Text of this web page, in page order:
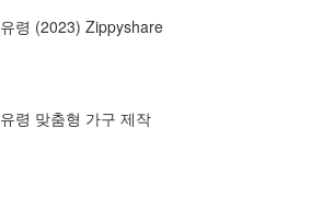
유령 (2023) Zippyshare
유령 맞춤형 가구 제작